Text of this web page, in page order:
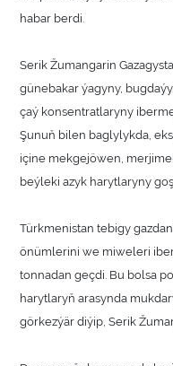
habar berdi.
Serik Žumangarin
günebakar ýagyny,
çaý konsentratlaryny
Şunuň bilen baglylykda,
içine mekgejöwen,
beýleki azyk harytlaryny
Türkmenistan tebigy
önümlerini we miweleri
tonnadan geçdi. Bu bolsa
harytlaryň arasynda
görkezýär diýip, Serik